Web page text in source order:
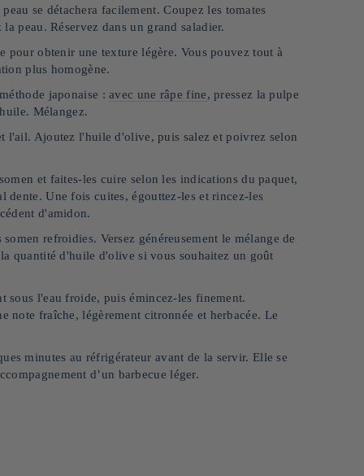
se détachera facilement. Coupez les tomates
peau. Réservez dans un grand saladier.
pour obtenir une texture légère. Vous pouvez tout à
plus homogène.
japonaise :avec une râpe fine, pressez la pulpe
Mélangez.
l'ail. Ajoutez l'huile d'olive, puis salez et poivrez selon
et faites-les cuire selon les indications du paquet,
dente. Une fois cuites, égouttez-les et rincez-les
d'amidon.
refroidies. Versez généreusement le mélange de
quantité d'huile d'olive si vous souhaitez un goût
sous l'eau froide, puis émincez-les finement.
note fraîche, légèrement citronnée et herbacée. Le
minutes au réfrigérateur avant de la servir. Elle se
d’un barbecue léger.